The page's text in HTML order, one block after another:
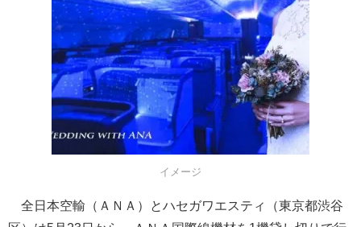
イメージ
全日本空輸（ＡＮＡ）とハセガワエスティ（東京都渋谷